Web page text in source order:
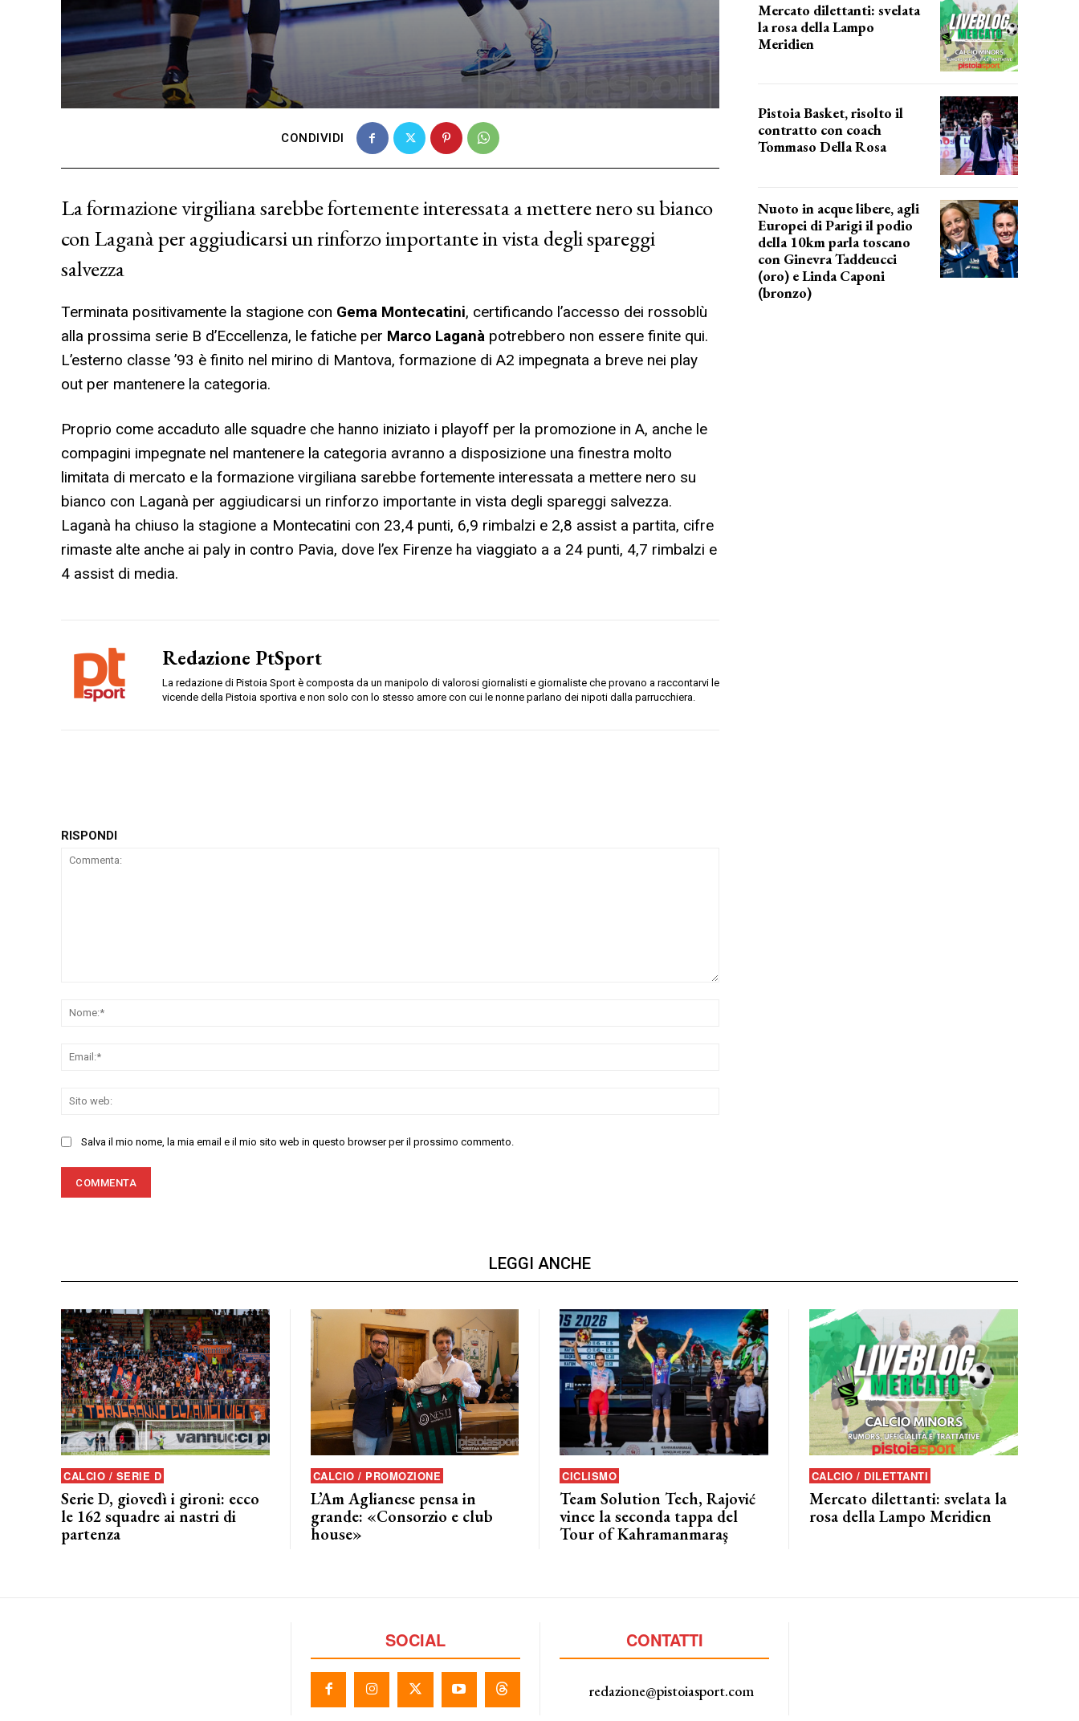
CONDIVIDI
La formazione virgiliana sarebbe fortemente interessata a mettere nero su bianco
con Laganà per aggiudicarsi un rinforzo importante in vista degli spareggi
salvezza
Terminata positivamente la stagione con Gema Montecatini, certificando l’accesso dei rossoblù
alla prossima serie B d’Eccellenza, le fatiche per Marco Laganà potrebbero non essere finite qui.
L’esterno classe ’93 è finito nel mirino di Mantova, formazione di A2 impegnata a breve nei play
out per mantenere la categoria.
Proprio come accaduto alle squadre che hanno iniziato i playoff per la promozione in A, anche le
compagini impegnate nel mantenere la categoria avranno a disposizione una finestra molto
limitata di mercato e la formazione virgiliana sarebbe fortemente interessata a mettere nero su
bianco con Laganà per aggiudicarsi un rinforzo importante in vista degli spareggi salvezza.
Laganà ha chiuso la stagione a Montecatini con 23,4 punti, 6,9 rimbalzi e 2,8 assist a partita, cifre
rimaste alte anche ai paly in contro Pavia, dove l’ex Firenze ha viaggiato a a 24 punti, 4,7 rimbalzi e
4 assist di media.
Redazione PtSport
La redazione di Pistoia Sport è composta da un manipolo di valorosi giornalisti e giornaliste che provano a raccontarvi le
vicende della Pistoia sportiva e non solo con lo stesso amore con cui le nonne parlano dei nipoti dalla parrucchiera.
RISPONDI
Salva il mio nome, la mia email e il mio sito web in questo browser per il prossimo commento.
Mercato dilettanti: svelata
la rosa della Lampo
Meridien
Pistoia Basket, risolto il
contratto con coach
Tommaso Della Rosa
Nuoto in acque libere, agli
Europei di Parigi il podio
della 10km parla toscano
con Ginevra Taddeucci
(oro) e Linda Caponi
(bronzo)
LEGGI ANCHE
CALCIO / SERIE D
Serie D, giovedì i gironi: ecco
le 162 squadre ai nastri di
partenza
CALCIO / PROMOZIONE
L’Am Aglianese pensa in
grande: «Consorzio e club
house»
CICLISMO
Team Solution Tech, Rajović
vince la seconda tappa del
Tour of Kahramanmaraş
CALCIO / DILETTANTI
Mercato dilettanti: svelata la
rosa della Lampo Meridien
SOCIAL CONTATTI
redazione@pistoiasport.com